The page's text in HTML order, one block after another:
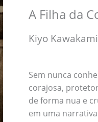
A Filha da
Kiyo Kawakami
Sem nunca
corajosa,
de forma nua e
em uma